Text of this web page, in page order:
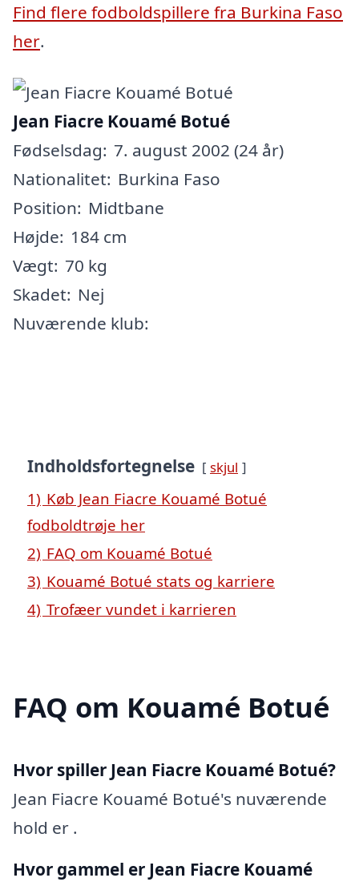
Find flere fodboldspillere fra Burkina Faso
her.
Jean Fiacre Kouamé Botué
Fødselsdag: 7. august 2002 (24 år)
Nationalitet: Burkina Faso
Position: Midtbane
Højde: 184 cm
Vægt: 70 kg
Skadet: Nej
Nuværende klub:
Indholdsfortegnelse skjul
1) Køb Jean Fiacre Kouamé Botué
fodboldtrøje her
2) FAQ om Kouamé Botué
3) Kouamé Botué stats og karriere
4) Trofæer vundet i karrieren
FAQ om Kouamé Botué
Hvor spiller Jean Fiacre Kouamé Botué?
Jean Fiacre Kouamé Botué's nuværende
hold er .
Hvor gammel er Jean Fiacre Kouamé